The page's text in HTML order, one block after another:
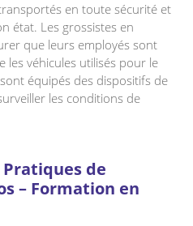
en toute sécurité et
état. Les grossistes en
que leurs employés sont
véhicules utilisés pour le
équipés des dispositifs de
les conditions de
Pratiques de
– Formation en